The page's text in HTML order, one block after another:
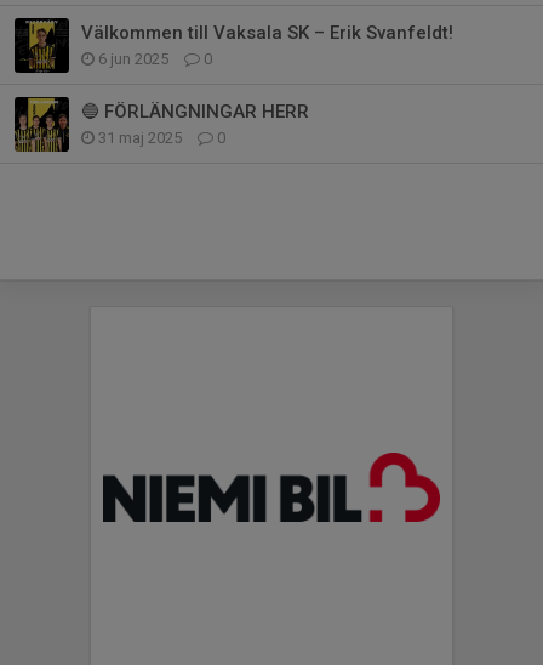
Välkommen till Vaksala SK – Erik Svanfeldt!
6 jun 2025 0
🔵 FÖRLÄNGNINGAR HERR
31 maj 2025 0